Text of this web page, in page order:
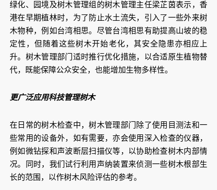
绿化、园境及树木管理组的树木管理主任梁芷茵表示，香
港在早期植林时，为了防止水土流失，引入了一些外来树
木物种，例如台湾相思。尽管台湾相思有助提高山坡的稳
定性，但随着这些树木开始老化，其安全隐患亦相应上
升。树木管理部门适时推行优化措施，以合适原生植物替
代，既能保障公众安全，也能增加生物多样性。
更广泛应用科技管理树木
在日常的树木检查中，树木管理部门除了使用目测法和一
些常用的设备外，如有需要，亦会使用深入检查的仪器，
例如微钻探和声波断层扫描仪等，以协助检查树木内部情
况。同时，我们试行利用声纳装置来侦测一些树木根部生
长的范围，以作树木风险评估的参考。